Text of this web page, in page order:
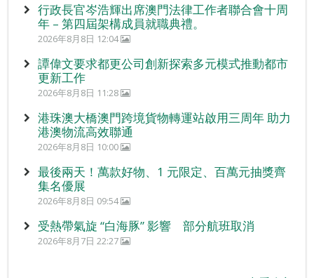
行政長官岑浩輝出席澳門法律工作者聯合會十周
年 – 第四屆架構成員就職典禮。
2026年8月8日 12:04
譚偉文要求都更公司創新探索多元模式推動都市
更新工作
2026年8月8日 11:28
港珠澳大橋澳門跨境貨物轉運站啟用三周年 助力
港澳物流高效聯通
2026年8月8日 10:00
最後兩天！萬款好物、1 元限定、百萬元抽獎齊
集名優展
2026年8月8日 09:54
受熱帶氣旋 “白海豚” 影響 部分航班取消
2026年8月7日 22:27